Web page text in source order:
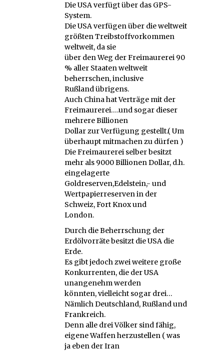
Die USA verfügt über das GPS-
System.
Die USA verfügen über die weltweit
größten Treibstoffvorkommen
weltweit, da sie
über den Weg der Freimaurerei 90
% aller Staaten weltweit
beherrschen, inclusive
Rußland übrigens.
Auch China hat Verträge mit der
Freimaurerei….und sogar dieser
mehrere Billionen
Dollar zur Verfügung gestellt.( Um
überhaupt mitmachen zu dürfen )
Die Freimaurerei selber besitzt
mehr als 9000 Billionen Dollar, d.h.
eingelagerte
Goldreserven,Edelstein,- und
Wertpapierreserven in der
Schweiz, Fort Knox und
London.
Durch die Beherrschung der
Erdölvorräte besitzt die USA die
Erde.
Es gibt jedoch zwei weitere große
Konkurrenten, die der USA
unangenehm werden
könnten, vielleicht sogar drei…
Nämlich Deutschland, Rußland und
Frankreich.
Denn alle drei Völker sind fähig,
eigene Waffen herzustellen ( was
ja eben der Iran